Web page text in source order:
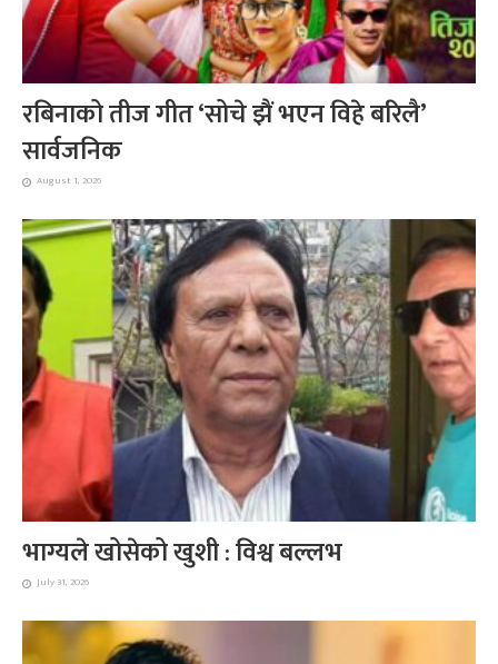
रबिनाको तीज गीत ‘सोचे झैं भएन विहे बरिलै’
सार्वजनिक
August 1, 2026
भाग्यले खोसेको खुशी : विश्व बल्लभ
July 31, 2026